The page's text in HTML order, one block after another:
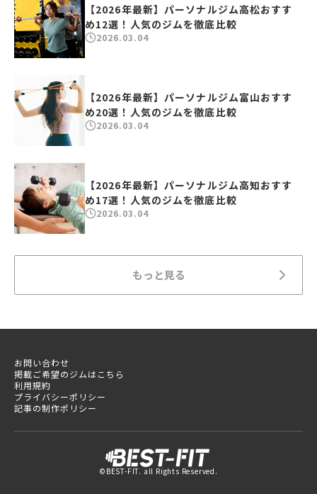
【2026年最新】パーソナルジム高松おすす
め12選！人気のジムを徹底比較
2026.03.04
【2026年最新】パーソナルジム富山おすす
め20選！人気のジムを徹底比較
2026.03.04
【2026年最新】パーソナルジム高知おすす
め17選！人気のジムを徹底比較
2026.03.04
もっと見る
お問い合わせ
掲載ご希望のジムはこちら
利用規約
プライバシーポリシー
記事の制作ポリシー
©BEST-FIT. all Rights Reserved.